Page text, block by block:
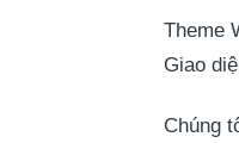
Theme
Giao
Chúng